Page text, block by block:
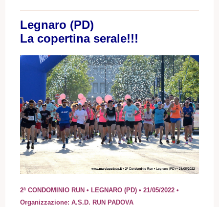
Legnaro (PD)
La copertina serale!!!
2ª CONDOMINIO RUN • LEGNARO (PD) • 21/05/2022 •
Organizzazione: A.S.D. RUN PADOVA